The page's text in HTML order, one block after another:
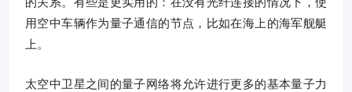
用空中车辆作为量子通信的节点，比如在海上的海军舰艇
上。
太空中卫星之间的量子网络将允许进行更多的基本量子力